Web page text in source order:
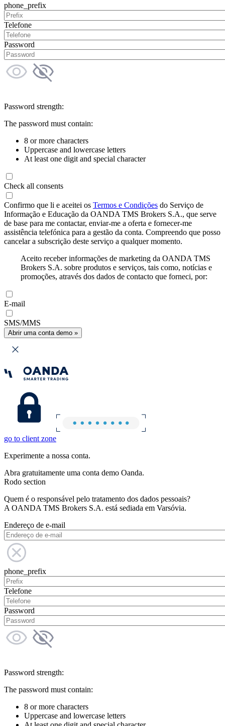
phone_prefix
Telefone
Password
Password strength:
The password must contain:
8 or more characters
Uppercase and lowercase letters
At least one digit and special character
Check all consents
Confirmo que li e aceitei os Termos e Condições do Serviço de
Informação e Educação da OANDA TMS Brokers S.A., que serve
de base para me contactar, enviar-me a oferta e fornecer-me
assistência telefónica para a gestão da conta. Compreendo que posso
cancelar a subscrição deste serviço a qualquer momento.
Aceito receber informações de marketing da OANDA TMS
Brokers S.A. sobre produtos e serviços, tais como, notícias e
promoções, através dos dados de contacto que forneci, por:
E-mail
SMS/MMS
Abrir uma conta demo »
go to client zone
Experimente a nossa conta.
Abra gratuitamente uma conta demo Oanda.
Rodo section
Quem é o responsável pelo tratamento dos dados pessoais?
A OANDA TMS Brokers S.A. está sediada em Varsóvia.
Endereço de e-mail
phone_prefix
Telefone
Password
Password strength:
The password must contain:
8 or more characters
Uppercase and lowercase letters